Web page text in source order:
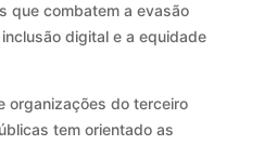
que combatem a evasão
digital e a equidade
organizações do terceiro
tem orientado as